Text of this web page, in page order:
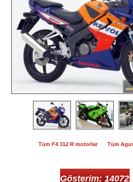
Tüm
Tüm F4 312 R motorlar
Gösterim: 14072